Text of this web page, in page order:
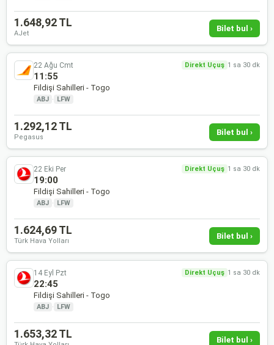
1.648,92 TL
AJet
Bilet bul ›
22 Ağu Cmt Direkt Uçuş 1 sa 30 dk
11:55
Fildişi Sahilleri - Togo
ABJ · LFW
1.292,12 TL
Pegasus
Bilet bul ›
22 Eki Per Direkt Uçuş 1 sa 30 dk
19:00
Fildişi Sahilleri - Togo
ABJ · LFW
1.624,69 TL
Türk Hava Yolları
Bilet bul ›
14 Eyl Pzt Direkt Uçuş 1 sa 30 dk
22:45
Fildişi Sahilleri - Togo
ABJ · LFW
1.653,32 TL Bilet bul ›